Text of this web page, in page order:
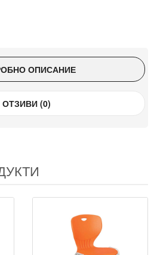
ОПИСАНИЕ
ОТЗИВИ (0)